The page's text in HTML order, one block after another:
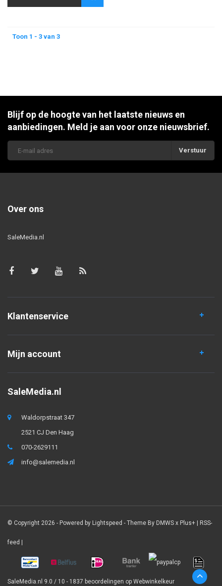
Toon 1 - 3 van 3
Blijf op de hoogte van het laatste nieuws en
aanbiedingen. Meld je aan voor onze nieuwsbrief.
Verstuur
Over ons
SaleMedia.nl
Klantenservice
Mijn account
SaleMedia.nl
Waldorpstraat 347
2521 CJ Den Haag
070-2629111
info@salemedia.nl
© Copyright 2026 - Powered by Lightspeed - Theme By DMWS x Plus+ RSS-
feed
SaleMedia.nl 9.0 / 10 - 1837 beoordelingen op Webwinkelkeur